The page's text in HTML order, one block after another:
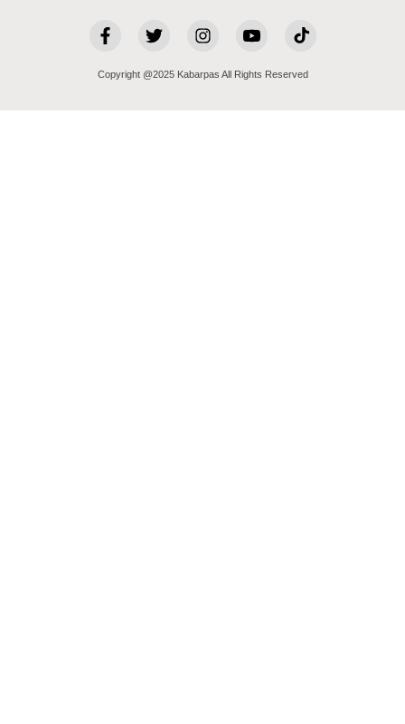
Copyright @2025 Kabarpas All Rights Reserved